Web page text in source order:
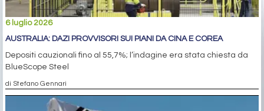
6 luglio 2026
AUSTRALIA: DAZI PROVVISORI SUI PIANI DA CINA E COREA
Depositi cauzionali fino al 55,7%; l’indagine era stata chiesta da
BlueScope Steel
di Stefano Gennari